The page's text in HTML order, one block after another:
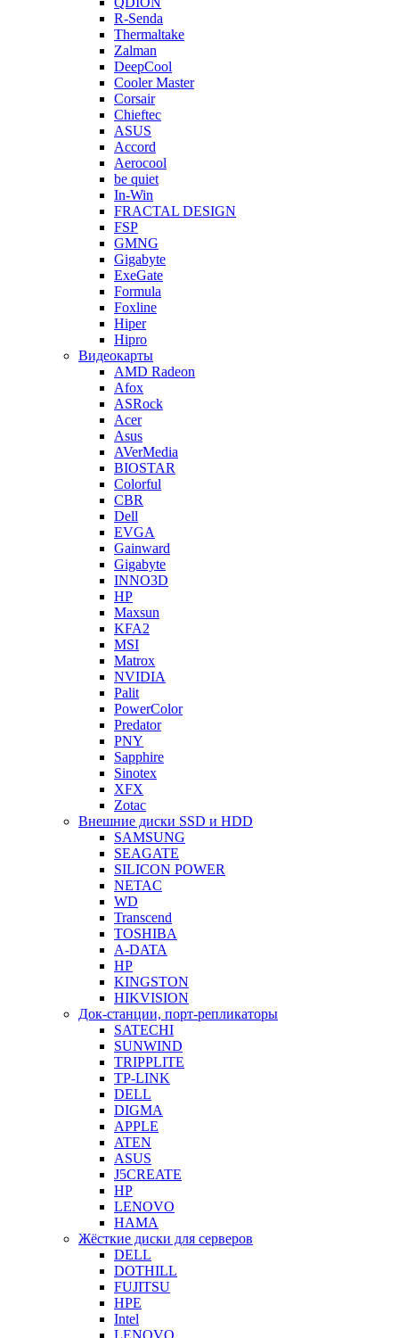
R-Senda
Thermaltake
Zalman
DeepCool
Cooler Master
Corsair
Chieftec
ASUS
Accord
Aerocool
be quiet
In-Win
FRACTAL DESIGN
FSP
GMNG
Gigabyte
ExeGate
Formula
Foxline
Hiper
Hipro
Видеокарты
AMD Radeon
Afox
ASRock
Acer
Asus
AVerMedia
BIOSTAR
Colorful
CBR
Dell
EVGA
Gainward
Gigabyte
INNO3D
HP
Maxsun
KFA2
MSI
Matrox
NVIDIA
Palit
PowerColor
Predator
PNY
Sapphire
Sinotex
XFX
Zotac
Внешние диски SSD и HDD
SAMSUNG
SEAGATE
SILICON POWER
NETAC
WD
Transcend
TOSHIBA
A-DATA
HP
KINGSTON
HIKVISION
Док-станции, порт-репликаторы
SATECHI
SUNWIND
TRIPPLITE
TP-LINK
DELL
DIGMA
APPLE
ATEN
ASUS
J5CREATE
HP
LENOVO
HAMA
Жёсткие диски для серверов
DELL
DOTHILL
FUJITSU
HPE
Intel